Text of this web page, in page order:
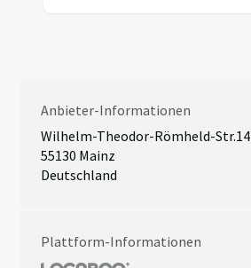
Anbieter-Informationen
Wilhelm-Theodor-Römheld-Str.14
55130 Mainz
Deutschland
Plattform-Informationen